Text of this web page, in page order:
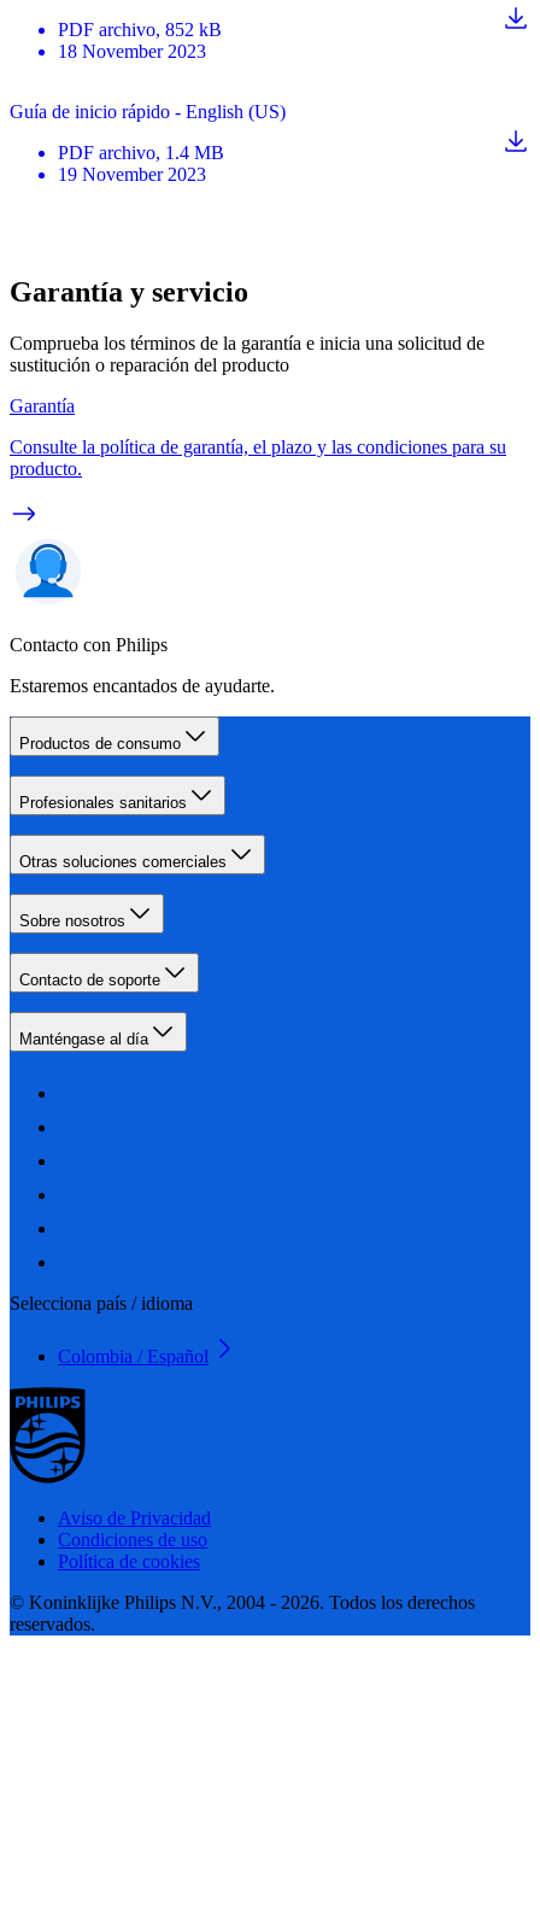
PDF archivo, 852 kB
18 November 2023
Guía de inicio rápido - English (US)
PDF archivo, 1.4 MB
19 November 2023
Garantía y servicio
Comprueba los términos de la garantía e inicia una solicitud de
sustitución o reparación del producto
Garantía
Consulte la política de garantía, el plazo y las condiciones para su
producto.
Contacto con Philips
Estaremos encantados de ayudarte.
Productos de consumo
Profesionales sanitarios
Otras soluciones comerciales
Sobre nosotros
Contacto de soporte
Manténgase al día
Selecciona país / idioma
Colombia / Español
Aviso de Privacidad
Condiciones de uso
Política de cookies
© Koninklijke Philips N.V., 2004 - 2026. Todos los derechos
reservados.